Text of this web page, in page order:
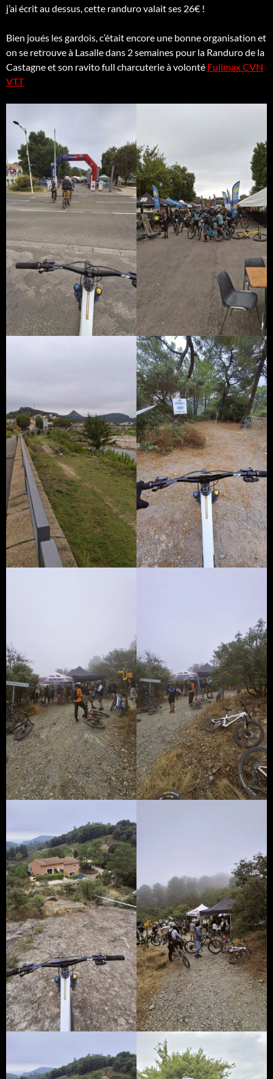
j’ai écrit au dessus, cette randuro valait ses 26€ !
Bien joués les gardois, c’était encore une bonne organisation et
on se retrouve à Lasalle dans 2 semaines pour la Randuro de la
Castagne et son ravito full charcuterie à volonté Fullmax CVN
VTT